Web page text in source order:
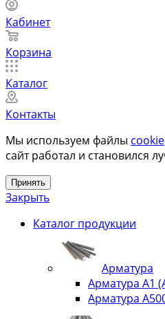
Кабинет
Корзина
Каталог
Контакты
Мы используем файлы cookie
сайт работал и становился
Принять
Закрыть
Каталог продукции
Арматура
Арматура А1
Арматура